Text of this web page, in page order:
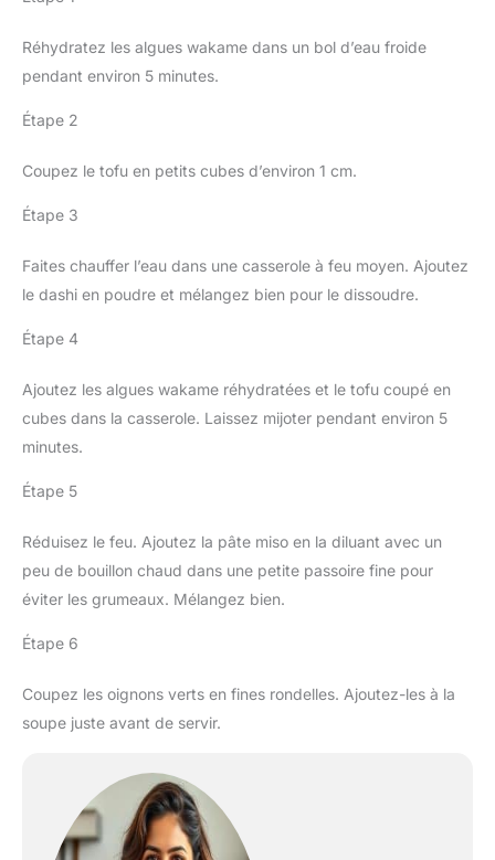
Réhydratez les algues wakame dans un bol d’eau froide
pendant environ 5 minutes.
Étape 2
Coupez le tofu en petits cubes d’environ 1 cm.
Étape 3
Faites chauffer l’eau dans une casserole à feu moyen. Ajoutez
le dashi en poudre et mélangez bien pour le dissoudre.
Étape 4
Ajoutez les algues wakame réhydratées et le tofu coupé en
cubes dans la casserole. Laissez mijoter pendant environ 5
minutes.
Étape 5
Réduisez le feu. Ajoutez la pâte miso en la diluant avec un
peu de bouillon chaud dans une petite passoire fine pour
éviter les grumeaux. Mélangez bien.
Étape 6
Coupez les oignons verts en fines rondelles. Ajoutez-les à la
soupe juste avant de servir.